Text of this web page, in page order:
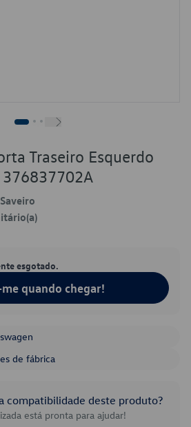
Traseiro Esquerdo
esgotado.
quando chegar!
de fábrica
compatibilidade deste produto?
está pronta para ajudar!